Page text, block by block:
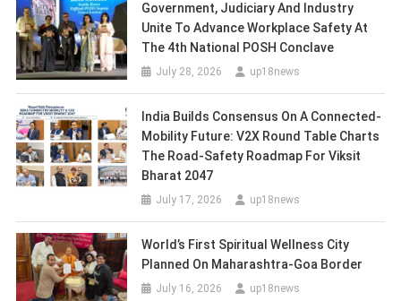
Government, Judiciary And Industry
Unite To Advance Workplace Safety At
The 4th National POSH Conclave
July 28, 2026 up18news
India Builds Consensus On A Connected-
Mobility Future: V2X Round Table Charts
The Road-Safety Roadmap For Viksit
Bharat 2047
July 17, 2026 up18news
World’s First Spiritual Wellness City
Planned On Maharashtra-Goa Border
July 16, 2026 up18news